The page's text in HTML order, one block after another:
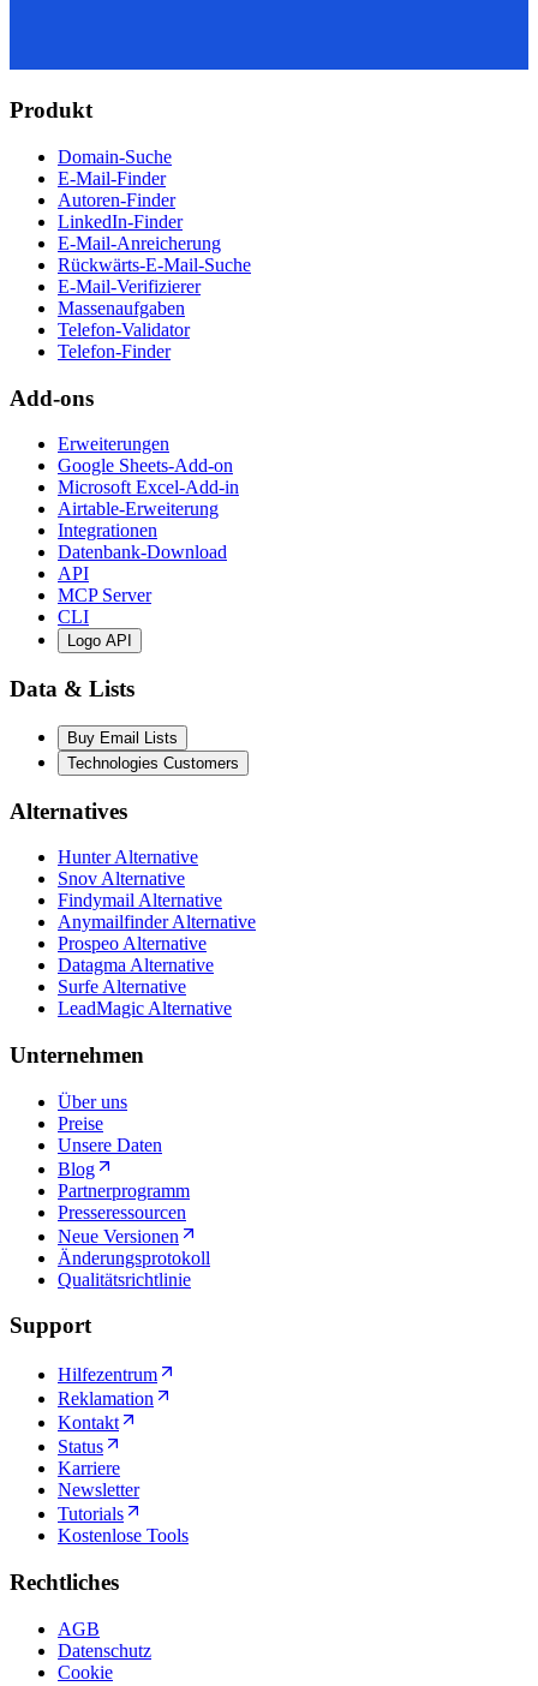
Produkt
Domain-Suche
E-Mail-Finder
Autoren-Finder
LinkedIn-Finder
E-Mail-Anreicherung
Rückwärts-E-Mail-Suche
E-Mail-Verifizierer
Massenaufgaben
Telefon-Validator
Telefon-Finder
Add-ons
Erweiterungen
Google Sheets-Add-on
Microsoft Excel-Add-in
Airtable-Erweiterung
Integrationen
Datenbank-Download
API
MCP Server
CLI
Logo API
Data & Lists
Buy Email Lists
Technologies Customers
Alternatives
Hunter Alternative
Snov Alternative
Findymail Alternative
Anymailfinder Alternative
Prospeo Alternative
Datagma Alternative
Surfe Alternative
LeadMagic Alternative
Unternehmen
Über uns
Preise
Unsere Daten
Blog
Partnerprogramm
Presseressourcen
Neue Versionen
Änderungsprotokoll
Qualitätsrichtlinie
Support
Hilfezentrum
Reklamation
Kontakt
Status
Karriere
Newsletter
Tutorials
Kostenlose Tools
Rechtliches
AGB
Datenschutz
Cookie